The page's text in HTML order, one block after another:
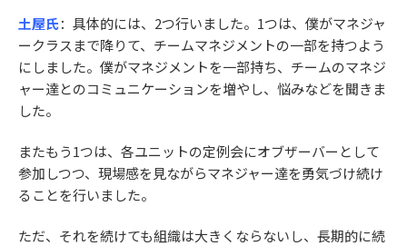
土屋氏：具体的には、2つ行いました。1つは、僕がマネジャ
ークラスまで降りて、チームマネジメントの一部を持つよう
にしました。僕がマネジメントを一部持ち、チームのマネジ
ャー達とのコミュニケーションを増やし、悩みなどを聞きま
した。
またもう1つは、各ユニットの定例会にオブザーバーとして
参加しつつ、現場感を見ながらマネジャー達を勇気づけ続け
ることを行いました。
ただ、それを続けても組織は大きくならないし、長期的に続